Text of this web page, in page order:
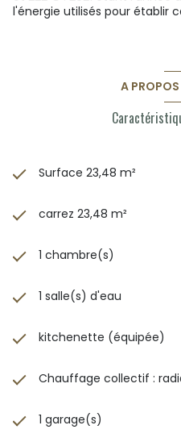
l'énergie utilisés pour établir
A PROPOS
Surface 23,48 m²
carrez 23,48 m²
1 chambre(s)
1 salle(s) d'eau
kitchenette (équipée)
Chauffage collectif :
1 garage(s)